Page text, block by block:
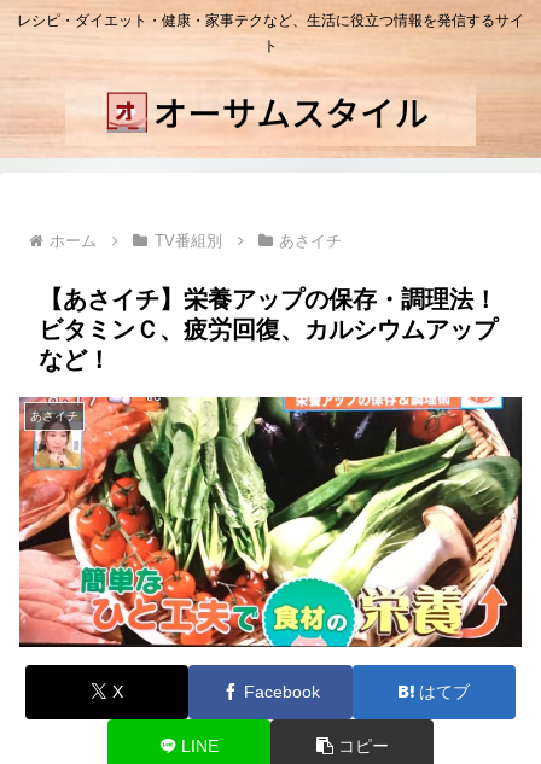
レシピ・ダイエット・健康・家事テクなど、生活に役立つ情報を発信するサイ
ト
ホーム TV番組別 あさイチ
【あさイチ】栄養アップの保存・調理法！
ビタミンＣ、疲労回復、カルシウムアップ
など！
あさイチ
X Facebook はてブ
LINE コピー